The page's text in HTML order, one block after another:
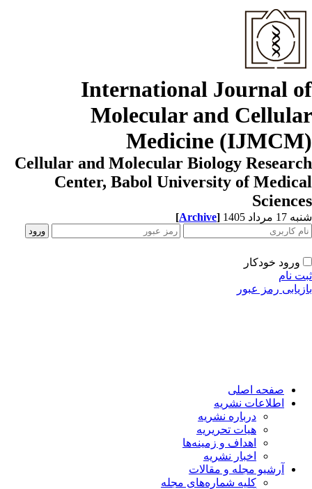
International Journal
Molecular and
Medicine
Cellular and Molecular Biology
Center, Babol University of
مرداد 1405 [Archive]
ورود خودکار
نام
رمز عبور
صفحه اصلی
اطلاعات نشریه
درباره نشریه
هیات تحریریه
اهداف و زمینه‌ها
اخبار نشریه
آرشیو مجله و مقالات
کلیه شماره‌های مجله